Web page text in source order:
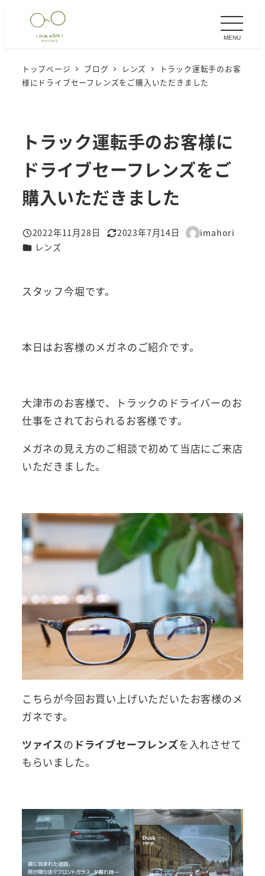
MENU
トップページ ブログ レンズ
トラック運転手のお客
様にドライブセーフレンズをご購入いただきました
トラック運転手のお客様に
ドライブセーフレンズをご
購入いただきました
投稿日
2022年11月28日
更新日
2023年7月14日
著
imahori
カテゴリー
レンズ
スタッフ今堀です。
本日はお客様のメガネのご紹介です。
大津市のお客様で、トラックのドライバーのお
仕事をされておられるお客様です。
メガネの見え方のご相談で初めて当店にご来店
いただきました。
こちらが今回お買い上げいただいたお客様のメ
ガネです。
ツァイスの ドライブセーフレンズを入れさせて
もらいました。